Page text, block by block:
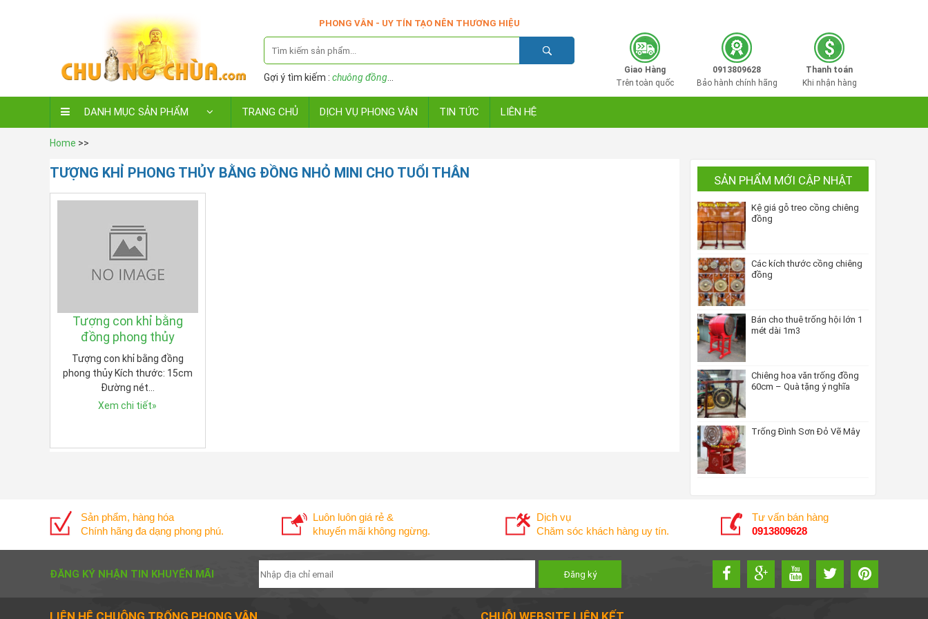
PHONG VÂN - UY TÍN TẠO NÊN THƯƠNG HIỆU
Gợi ý tìm kiếm : chuông đồng
Giao Hàng
Trên toàn quốc
0913809628
Bảo hành chính hãng
Thanh toán
Khi nhận hàng
DANH MỤC SẢN PHẨM TRANG CHỦ DỊCH VỤ PHONG VÂN TIN TỨC LIÊN HỆ
Home >>
TƯỢNG KHỈ PHONG THỦY BẰNG ĐỒNG NHỎ MINI CHO TUỔI THÂN
Tượng con khỉ bằng
đồng phong thủy
Tượng con khỉ bằng đồng
phong thủy Kích thước: 15cm
Đường nét…
Xem chi tiết»
SẢN PHẨM MỚI CẬP NHẬT
Kệ giá gỗ treo cồng chiêng
đồng
Các kích thước cồng chiêng
đồng
Bán cho thuê trống hội lớn 1
mét dài 1m3
Chiêng hoa văn trống đồng
60cm – Quà tặng ý nghĩa
Trống Đình Sơn Đỏ Vẽ Mây
Sản phẩm, hàng hóa
Chính hãng đa dạng phong phú.
Luôn luôn giá rẻ &
khuyến mãi không ngừng.
Dịch vụ
Chăm sóc khách hàng uy tín.
Tư vấn bán hàng
0913809628
ĐĂNG KÝ NHẬN TIN KHUYẾN MÃI
LIÊN HỆ CHUÔNG TRỐNG PHONG VÂN CHUỖI WEBSITE LIÊN KẾT